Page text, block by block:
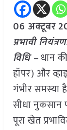
06 अक्टूबर
प्रभावी
विधि –धान
हॉपर) और
गंभीर समस्या
सीधा नुकसान
पूरा खेत